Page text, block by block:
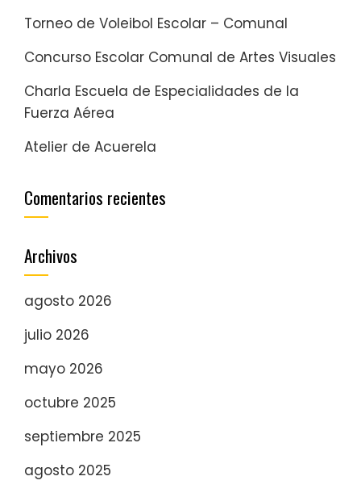
Torneo de Voleibol Escolar – Comunal
Concurso Escolar Comunal de Artes Visuales
Charla Escuela de Especialidades de la
Fuerza Aérea
Atelier de Acuerela
Comentarios recientes
Archivos
agosto 2026
julio 2026
mayo 2026
octubre 2025
septiembre 2025
agosto 2025